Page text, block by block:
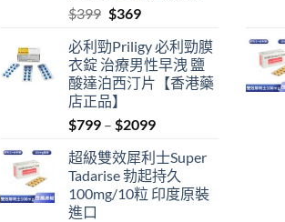
$399 Original
was:
$399.
$369Current
is:
$369.
必利勁Priligy 必利勁膜
衣錠 治療男性早洩 鹽
酸達泊西汀片【香港藥
店正品】
$799 – $2099Price
$799
through
$2099
超級雙效犀利士Super
Tadarise 勃起持久
100mg/10粒 印度原裝
進口